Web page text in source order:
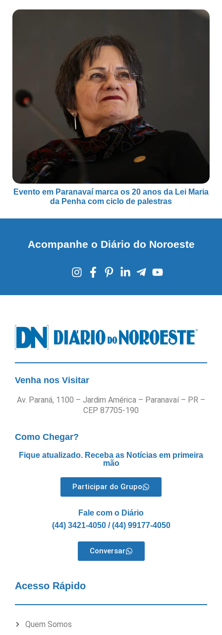
Evento em Paranavaí marca os 20 anos da Lei Maria
da Penha com ciclo de palestras
Acompanhe o Diário do Noroeste
Venha nos Visitar
Av. Paraná, 1100 – Jardim América – Paranavaí – PR –
CEP 87705-190
Como Chegar?
Fique atualizado. Receba as Notícias em primeira
mão
Participar do Grupo
Fale com o Diário
(44) 3421-4050 / (44) 99177-4050
Conversar
Acesso Rápido
Quem Somos